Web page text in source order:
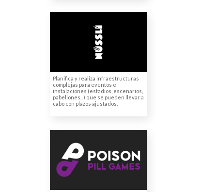
Planifica y realiza infraestructuras
complejas para eventos e
instalaciones (estadios, escenarios,
pabellones...) que se pueden llevar a
cabo con plazos ajustados.
Traducción de contrato
Localización de videojuegos